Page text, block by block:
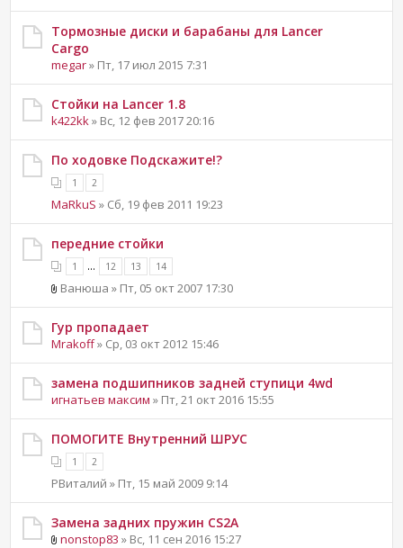
Тормозные диски и барабаны для Lancer
Cargo
megar» Пт, 17 июл 2015 7:31
Cтойки на Lancer 1.8
k422kk » Вс, 12 фев 2017 20:16
По ходовке Подскажите!?
1 2
MaRkuS » Сб, 19 фев 2011 19:23
передние стойки
1 ... 12 13 14
Ванюша » Пт, 05 окт 2007 17:30
Гур пропадает
Mrakoff» Ср, 03 окт 2012 15:46
замена подшипников задней ступици 4wd
игнатьев максим » Пт, 21 окт 2016 15:55
ПОМОГИТЕ Внутренний ШРУС
1 2
РВиталий » Пт, 15 май 2009 9:14
Замена задних пружин CS2A
nonstop83 » Вс, 11 сен 2016 15:27